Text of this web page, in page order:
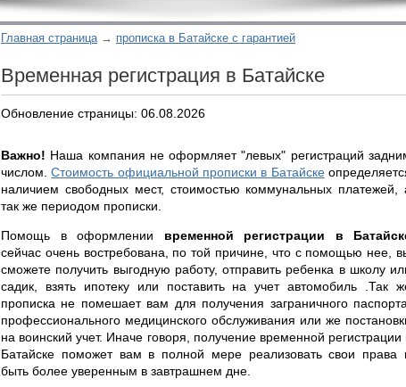
Главная страница прописка в Батайске с гарантией
Временная регистрация в Батайске
Обновление страницы: 06.08.2026
Важно! Наша компания не оформляет "левых" регистраций
числом.Стоимость официальной прописки в Батайске
наличием свободных мест, стоимостью коммунальных платежей,
так же периодом прописки.
Помощь в оформлении временной регистрации в
сейчас очень востребована, по той причине, что с помощью нее,
сможете получить выгодную работу, отправить ребенка в школу
садик, взять ипотеку или поставить на учет автомобиль .Так
прописка не помешает вам для получения заграничного паспорта,
профессионального медицинского обслуживания или же
на воинский учет. Иначе говоря, получение временной регистрации
Батайске поможет вам в полной мере реализовать свои права
быть более уверенным в завтрашнем дне.